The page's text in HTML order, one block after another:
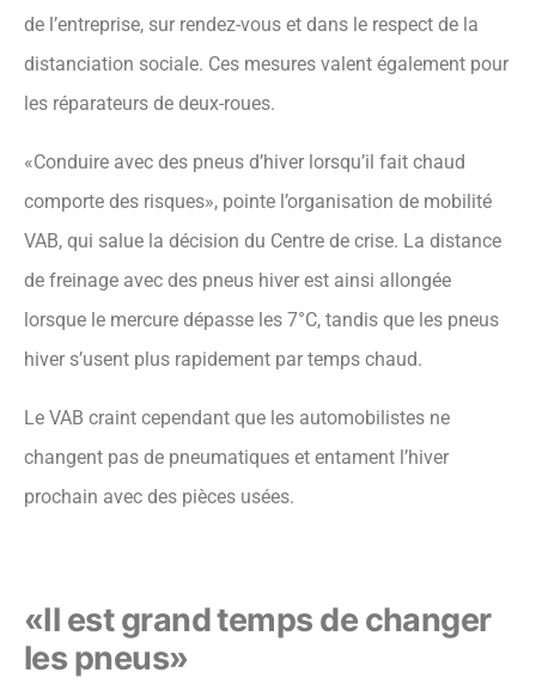
de l’entreprise, sur rendez-vous et dans le respect de la
distanciation sociale. Ces mesures valent également pour
les réparateurs de deux-roues.
«Conduire avec des pneus d’hiver lorsqu’il fait chaud
comporte des risques», pointe l’organisation de mobilité
VAB, qui salue la décision du Centre de crise. La distance
de freinage avec des pneus hiver est ainsi allongée
lorsque le mercure dépasse les 7°C, tandis que les pneus
hiver s’usent plus rapidement par temps chaud.
Le VAB craint cependant que les automobilistes ne
changent pas de pneumatiques et entament l’hiver
prochain avec des pièces usées.
«Il est grand temps de changer
les pneus»